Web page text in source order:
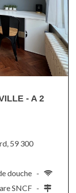
- A 2
59 300
douche -
SNCF -